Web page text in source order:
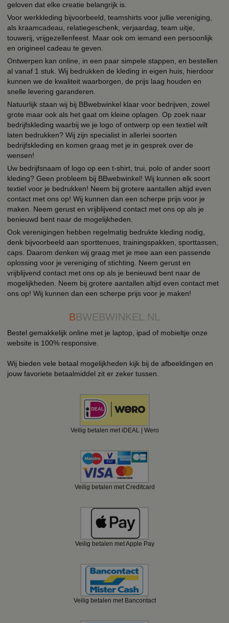
geloven dat elke creatie belangrijk is.
Voor werkkleding bijvoorbeeld, teamshirts voor jullie vereniging,
als kraamcadeau, relatiegeschenk, verjaardag, team uitje,
touwerij, vrijgezellenfeest. Maar ook om iemand een persoonlijk
en origineel cadeau te geven.
Ontwerpen kan online, in een paar simpele stappen, en bestellen
al vanaf 1 stuk. Wij bedrukken de kleding in eigen huis, hierdoor
kunnen we de kwaliteit waarborgen, de prijs laag houden en
snelle levering garanderen.
Natuurlijk staan wij bij BBwebwinkel klaar voor bedrijven, zowel
grote maar ook als het gaat om kleine oplagen. Op zoek naar
bedrijfskleding waarbij we je logo of ontwerp op een textiel wilt
laten bedrukken? Wij zijn specialist in allerlei soorten
bedrijfskleding en komen graag met je in gesprek over de
wensen!
Uw bedrijfsnaam of logo op een t-shirt, trui, polo of ander soort
kleding? Geen probleem bij BBwebwinkel! Wij kunnen elk soort
textiel voor je bedrukken! Neem bij grotere aantallen altijd even
contact met ons op! Wij kunnen dan een scherpe prijs voor je
maken. Neem gerust en vrijblijvend contact met ons op als je
benieuwd bent naar de mogelijkheden.
Ook verenigingen hebben regelmatig bedrukte kleding nodig,
denk bijvoorbeeld aan sporttenues, trainingspakken, sporttassen,
caps. Daarom denken wij graag met je mee aan een passende
oplossing voor je vereniging of stichting. Neem gerust en
vrijblijvend contact met ons op als je benieuwd bent naar de
mogelijkheden. Neem bij grotere aantallen altijd even contact met
ons op! Wij kunnen dan een scherpe prijs voor je maken!
BBWEBWINKEL.NL
Bestel gemakkelijk online met je laptop, ipad of mobieltje onze
website is 100% responsive.
Wij bieden vele betaal mogelijkheden kijk bij de afbeeldingen en
jouw favoriete betaalmiddel zit er zeker tussen.
Veilig betalen met iDEAL | Wero
Veilig betalen met Creditcard
Veilig betalen met Apple Pay
Veilig betalen met Bancontact